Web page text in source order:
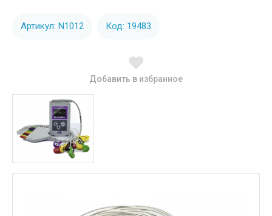
Артикул: N1012 Код: 19483
Добавить в избранное